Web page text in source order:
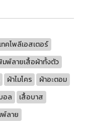
ทคโพลีเอสเตอร์
พ์ลายเสื้อผ้าทั้งตัว
ผ้าไมโคร
ผ้าอะตอม
อล
เสื้อบาส
ลาย